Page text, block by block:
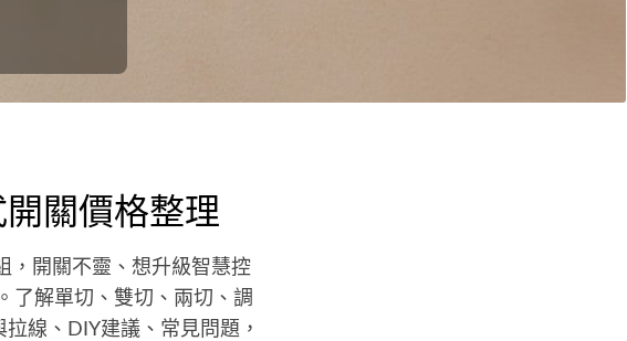
關價格整理
，開關不靈、想升級智慧控
了解單切、雙切、兩切、調
線、DIY建議、常見問題，